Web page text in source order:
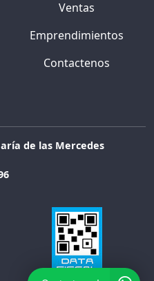
Ventas
Emprendimientos
Contactenos
de las Mercedes